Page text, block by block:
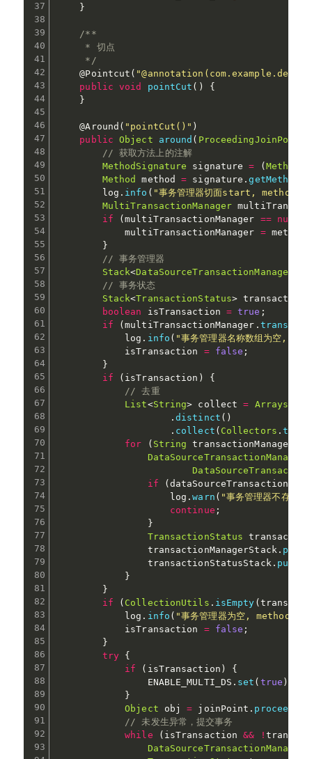
}
/**
     * 切点
     */
@Pointcut (
public
void pointCut ( )
{
}
@Around ( "pointCut()" )
public
Object around ( ProceedingJoinPoint
// 获取方法上的注解
MethodSignature signature = (
Method
method = signature .getMethod
        log
. info ( "事务管理器切面start,
MultiTransactionManager
if
(multiTransactionManager == null
            multiTransactionManager
= method
}
// 事务管理器
Stack<DataSourceTransactionManager
// 事务状态
Stack<TransactionStatus>
boolean isTransaction = true ;
if
(multiTransactionManager .
            log
. info ( "事务管理器名称数组为空,
            isTransaction
= false ;
}
if
( isTransaction )
{
// 去重
List<String> collect = Arrays
.distinct ( )
. collect ( Collectors .
for
( String
DataSourceTransactionManager
if
(
                    log
.warn ( "事务管理器不存
continue ;
}
TransactionStatus
                transactionManagerStack
. push
                transactionStatusStack
. push
}
}
if
( CollectionUtils . isEmpty (
            log
. info ( "事务管理器为空,
            isTransaction
= false ;
}
try {
if
( isTransaction )
{
                ENABLE_MULTI_DS
. set ( true )
}
Object obj = joinPoint . proceed
// 未发生异常，提交事务
while
( isTransaction && !
DataSourceTransactionManager